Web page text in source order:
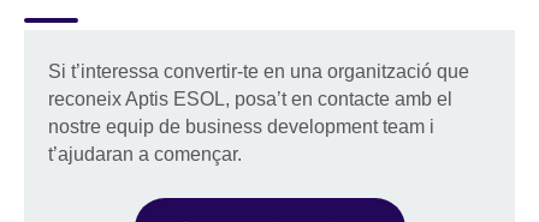
Si t’interessa convertir-te en una organització que
reconeix Aptis ESOL, posa’t en contacte amb el
nostre equip de business development team i
t’ajudaran a començar.